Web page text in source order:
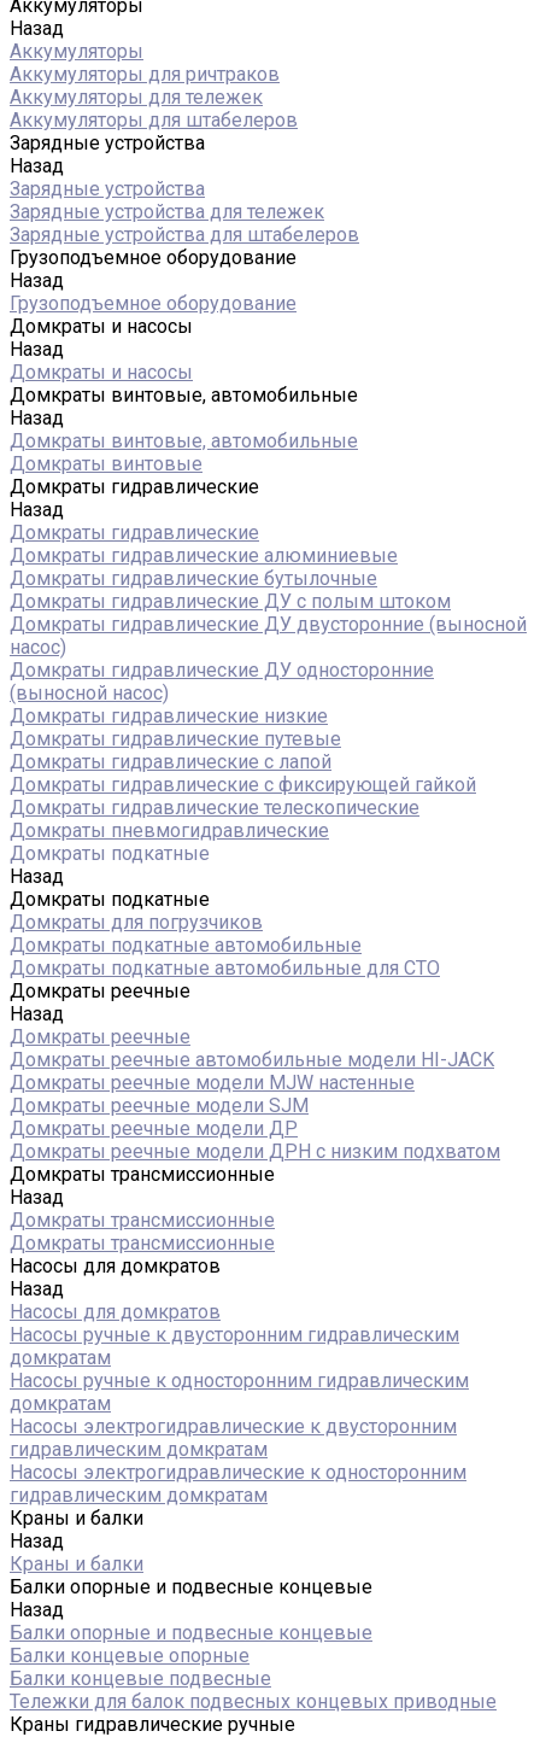
Аккумуляторы
Назад
Аккумуляторы
Аккумуляторы для ричтраков
Аккумуляторы для тележек
Аккумуляторы для штабелеров
Зарядные устройства
Назад
Зарядные устройства
Зарядные устройства для тележек
Зарядные устройства для штабелеров
Грузоподъемное оборудование
Назад
Грузоподъемное оборудование
Домкраты и насосы
Назад
Домкраты и насосы
Домкраты винтовые, автомобильные
Назад
Домкраты винтовые, автомобильные
Домкраты винтовые
Домкраты гидравлические
Назад
Домкраты гидравлические
Домкраты гидравлические алюминиевые
Домкраты гидравлические бутылочные
Домкраты гидравлические ДУ c полым штоком
Домкраты гидравлические ДУ двусторонние (выносной
насос)
Домкраты гидравлические ДУ односторонние
(выносной насос)
Домкраты гидравлические низкие
Домкраты гидравлические путевые
Домкраты гидравлические с лапой
Домкраты гидравлические с фиксирующей гайкой
Домкраты гидравлические телескопические
Домкраты пневмогидравлические
Домкраты подкатные
Назад
Домкраты подкатные
Домкраты для погрузчиков
Домкраты подкатные автомобильные
Домкраты подкатные автомобильные для СТО
Домкраты реечные
Назад
Домкраты реечные
Домкраты реечные автомобильные модели HI-JACK
Домкраты реечные модели MJW настенные
Домкраты реечные модели SJM
Домкраты реечные модели ДР
Домкраты реечные модели ДРН с низким подхватом
Домкраты трансмиссионные
Назад
Домкраты трансмиссионные
Домкраты трансмиссионные
Насосы для домкратов
Назад
Насосы для домкратов
Насосы ручные к двусторонним гидравлическим
домкратам
Насосы ручные к односторонним гидравлическим
домкратам
Насосы электрогидравлические к двусторонним
гидравлическим домкратам
Насосы электрогидравлические к односторонним
гидравлическим домкратам
Краны и балки
Назад
Краны и балки
Балки опорные и подвесные концевые
Назад
Балки опорные и подвесные концевые
Балки концевые опорные
Балки концевые подвесные
Тележки для балок подвесных концевых приводные
Краны гидравлические ручные